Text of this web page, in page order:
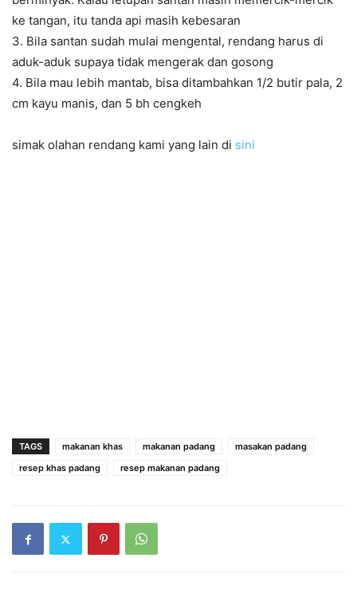
ke tangan, itu tanda api masih kebesaran
3. Bila santan sudah mulai mengental, rendang harus di
aduk-aduk supaya tidak mengerak dan gosong
4. Bila mau lebih mantab, bisa ditambahkan 1/2 butir pala, 2
cm kayu manis, dan 5 bh cengkeh
simak olahan rendang kami yang lain di sini
TAGS makanan khas makanan padang
masakan padang
resep khas padang
resep makanan padang